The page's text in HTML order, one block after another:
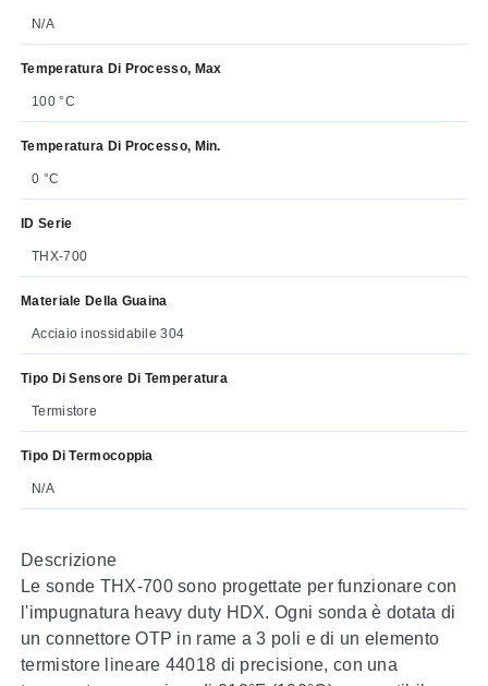
N/A
Temperatura Di Processo, Max
100 °C
Temperatura Di Processo, Min.
0 °C
ID Serie
THX-700
Materiale Della Guaina
Acciaio inossidabile 304
Tipo Di Sensore Di Temperatura
Termistore
Tipo Di Termocoppia
N/A
Descrizione
Le sonde THX-700 sono progettate per funzionare con
l'impugnatura heavy duty HDX. Ogni sonda è dotata di
un connettore OTP in rame a 3 poli e di un elemento
termistore lineare 44018 di precisione, con una